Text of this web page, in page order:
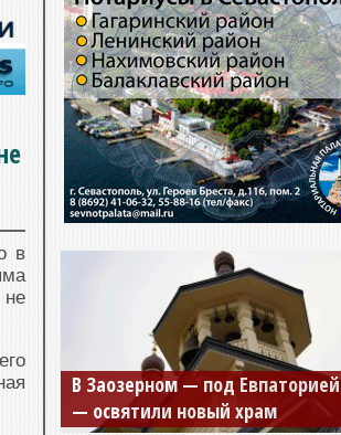
в
В Заозерном — под Евпаторией
— освятили новый храм